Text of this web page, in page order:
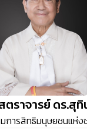
ราจารย์ ดร.สุ
การสิทธิมนุษยชนแห่ง